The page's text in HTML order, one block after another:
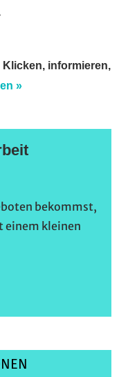
Klicken, informieren,
»
bekommst,
einem kleinen